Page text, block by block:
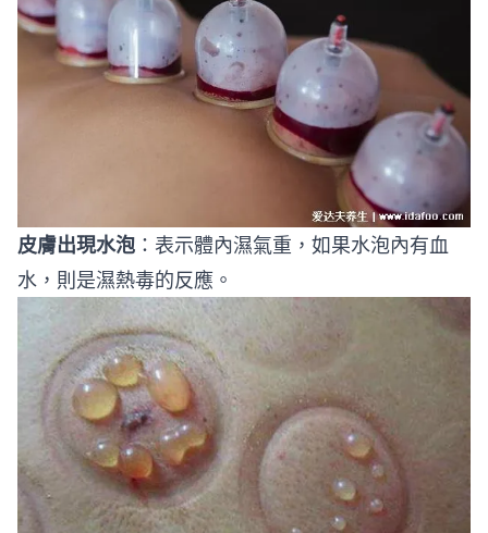
皮膚出現水泡 ：表示體內濕氣重，如果水泡內有血
水，則是濕熱毒的反應。